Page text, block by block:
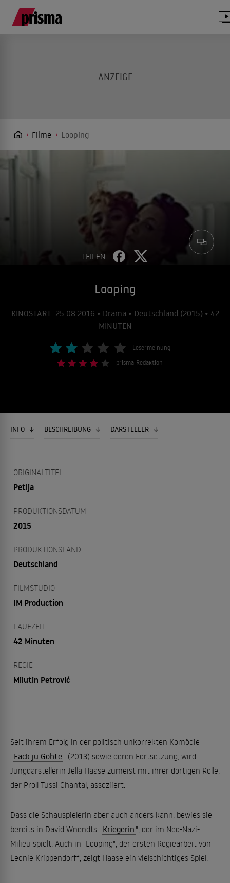
Filme Looping
TEILEN
Looping
KINOSTART: 25.08.2016 • Drama • Deutschland (2015) • 42
MINUTEN
Lesermeinung
prisma-Redaktion
INFO BESCHREIBUNG DARSTELLER
ORIGINALTITEL
Petlja
PRODUKTIONSDATUM
2015
PRODUKTIONSLAND
Deutschland
FILMSTUDIO
IM Production
LAUFZEIT
42 Minuten
REGIE
Milutin Petrović
Seit ihrem Erfolg in der politisch unkorrekten Komödie
" Fack ju Göhte " (2013) sowie deren Fortsetzung, wird
Jungdarstellerin Jella Haase zumeist mit ihrer dortigen Rolle,
der Proll-Tussi Chantal, assoziiert.
Dass die Schauspielerin aber auch anders kann, bewies sie
bereits in David Wnendts " Kriegerin ", der im Neo-Nazi-
Milieu spielt. Auch in "Looping", der ersten Regiearbeit von
Leonie Krippendorff, zeigt Haase ein vielschichtiges Spiel.